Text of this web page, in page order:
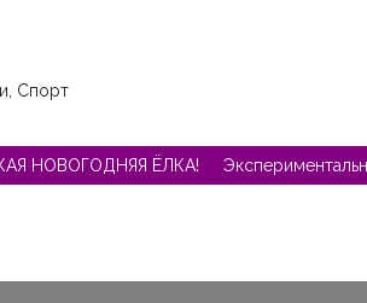
, Спорт
НОВОГОДНЯЯ ËЛКА!